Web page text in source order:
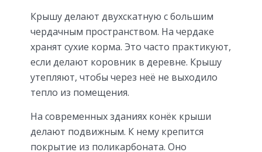
Крышу делают двухскатную с большим
чердачным пространством. На чердаке
хранят сухие корма. Это часто практикуют,
если делают коровник в деревне. Крышу
утепляют, чтобы через неё не выходило
тепло из помещения.
На современных зданиях конёк крыши
делают подвижным. К нему крепится
покрытие из поликарбоната. Оно